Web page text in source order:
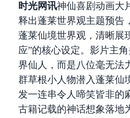
时光网讯神仙喜剧动画大
释出蓬莱世界观主题预告
蓬莱仙境世界观，清晰展
应”的核心设定。影片主
界仙人，而是八位毫无法
群草根小人物潜入蓬莱仙
发一连串令人啼笑皆非的
古籍记载的神话想象落地